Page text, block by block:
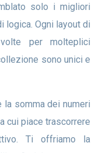
logica. Ogni layout di
per molteplici
sono unici e
cui piace trascorrere
Ti offriamo la